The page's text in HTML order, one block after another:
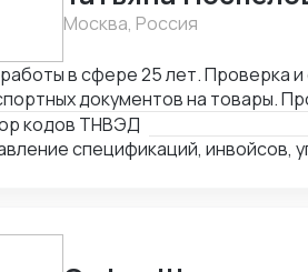
Москва, Россия
в сфере 25 лет. Проверка
документов на товары.
и комплектности
кода товара (ТНВЭД).
кодов ТНВЭД